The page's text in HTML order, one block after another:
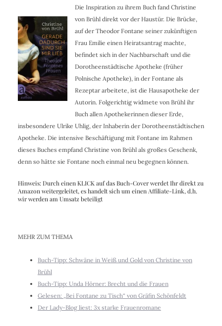
Die Inspiration zu ihrem Buch fand Christine
von Brühl direkt vor der Haustür. Die Brücke,
auf der Theodor Fontane seiner zukünftigen
Frau Emilie einen Heiratsantrag machte,
befindet sich in der Nachbarschaft und die
Dorotheenstädtische Apotheke (früher
Polnische Apotheke), in der Fontane als
Rezeptar arbeitete, ist die Hausapotheke der
Autorin. Folgerichtig widmete von Brühl ihr
Buch allen Apothekerinnen dieser Erde,
insbesondere Ulrike Uhlig, der Inhaberin der Dorotheenstädtischen
Apotheke. Die intensive Beschäftigung mit Fontane im Rahmen
dieses Buches empfand Christine von Brühl als großes Geschenk,
denn so hätte sie Fontane noch einmal neu begegnen können.
Hinweis: Durch einen KLICK auf das Buch-Cover werdet Ihr direkt zu
Amazon weitergeleitet, es handelt sich um einen Affiliate-Link, d.h.
wir werden am Umsatz beteiligt
MEHR ZUM THEMA
Buch-Tipp: Schwäne in Weiß und Gold von Christine von
Brühl
Buch-Tipp: Unda Hörner: Brecht und die Frauen
Gelesen: „Bei Fontane zu Tisch“ von Gräfin Schönfeldt
Der Lady-Blog liest: 3x starke Frauenromane